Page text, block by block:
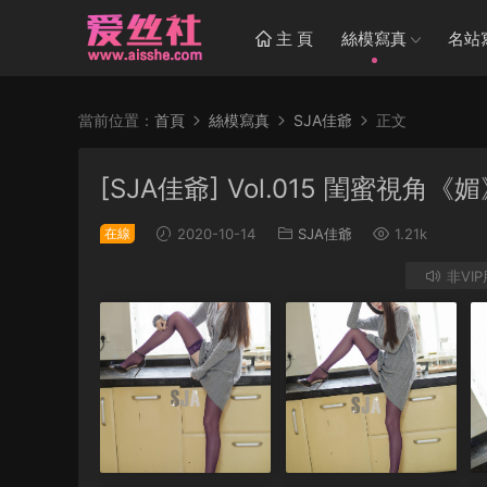
主 頁 絲模寫真 名站
當前位置： 首頁 絲模寫真 SJA佳爺 正文
[SJA佳爺] Vol.015 閨蜜視角《媚
在線 2020-10-14 SJA佳爺 1.21k
非